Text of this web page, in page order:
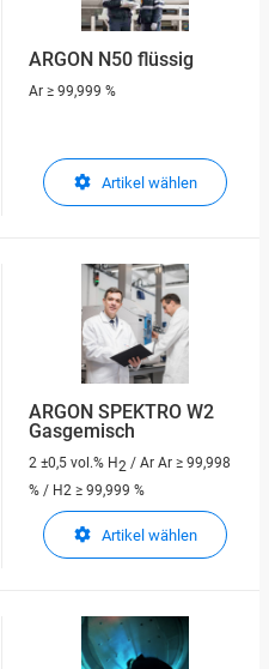
ARGON N50 flüssig
Ar ≥ 99,999 %
Artikel wählen
ARGON SPEKTRO W2
Gasgemisch
2 ±0,5 vol.% H2 / Ar Ar ≥ 99,998
% / H2 ≥ 99,999 %
Artikel wählen